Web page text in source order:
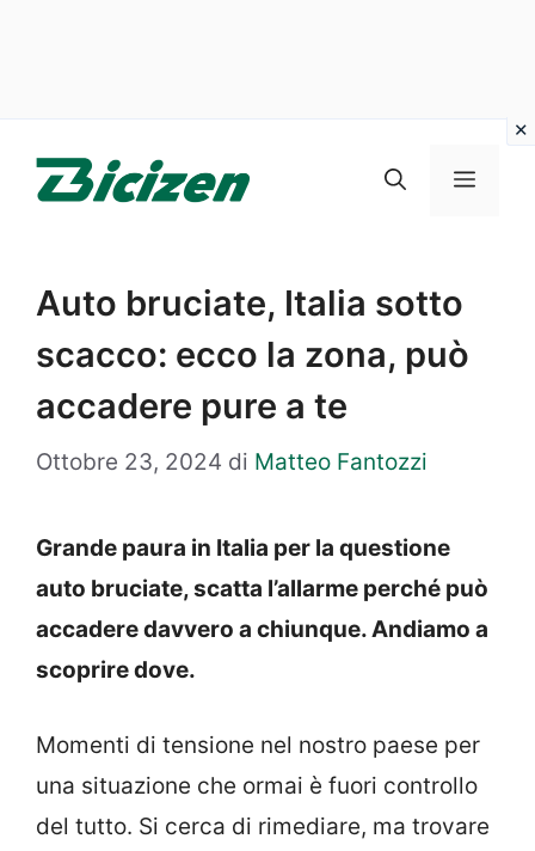
Menu
Auto bruciate, Italia sotto
scacco: ecco la zona, può
accadere pure a te
Ottobre 23, 2024 di Matteo Fantozzi
Grande paura in Italia per la questione
auto bruciate, scatta l’allarme perché può
accadere davvero a chiunque. Andiamo a
scoprire dove.
Momenti di tensione nel nostro paese per
una situazione che ormai è fuori controllo
del tutto. Si cerca di rimediare, ma trovare